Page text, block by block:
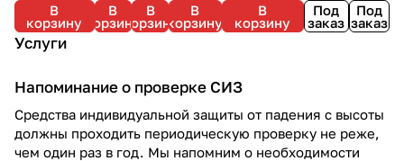
В
корзину
CAM
P
В
корзину
CAM
P
В
корзину
В
корзину
В
корзину
Под
заказ
Под
заказ
Услуги
Напоминание о проверке СИЗ
Средства индивидуальной защиты от падения с высоты
должны проходить периодическую проверку не реже,
чем один раз в год. Мы напомним о необходимости